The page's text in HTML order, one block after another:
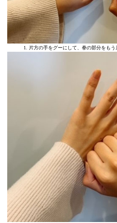
1. 片方の手をグーにして、拳の部分をもう